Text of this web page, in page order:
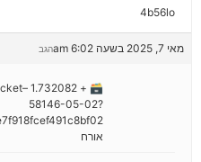
4b56lo
מאי 7, 2025 בשעה 6:02 am הגב
58146-05-02?
🗃
אורח